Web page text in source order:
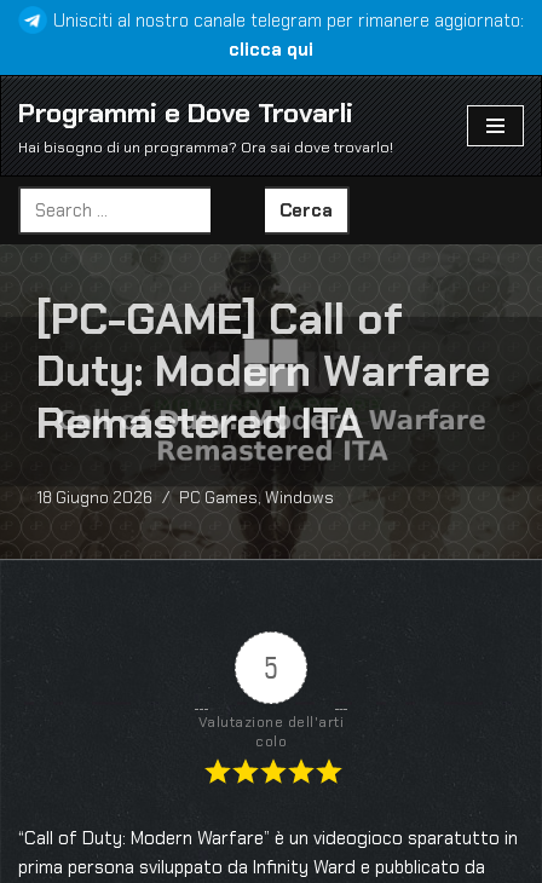
al
contenuto
Unisciti al nostro canale telegram per rimanere aggiornato:
clicca qui
Programmi e Dove Trovarli
Hai bisogno di un programma? Ora sai dove trovarlo!
Cerca
[PC-GAME] Call of
Duty: Modern Warfare
Remastered ITA
18 Giugno 2026 PC Games, Windows
5
Valutazione dell'arti
colo
“Call of Duty: Modern Warfare” è un videogioco sparatutto in
prima persona sviluppato da Infinity Ward e pubblicato da